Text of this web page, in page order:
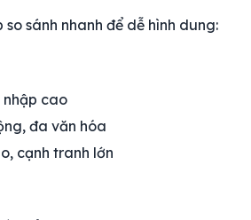
so sánh nhanh để dễ hình dung:
nhập cao
đa văn hóa
cạnh tranh lớn